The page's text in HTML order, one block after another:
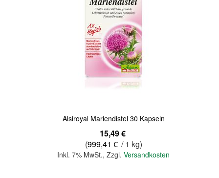
Alsiroyal Mariendistel 30 Kapseln
15,49 €
(999,41 € / 1 kg)
Inkl. 7% MwSt.,Zzgl.Versandkosten